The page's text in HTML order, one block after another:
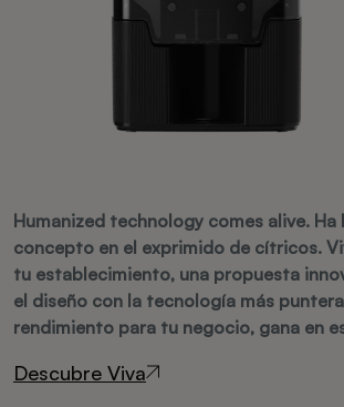
Humanized technology comes alive. Ha
concepto en el exprimido de cítricos.
tu establecimiento, una propuesta
el diseño con la tecnología más
rendimiento para tu negocio, gana en
Descubre Viva